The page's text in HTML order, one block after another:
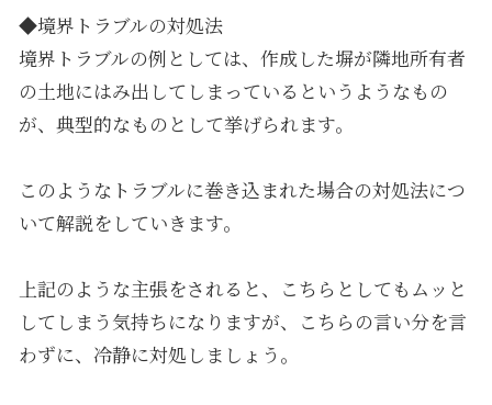
◆境界トラブルの対処法
境界トラブルの例としては、作成した塀が隣地所有者
の土地にはみ出してしまっているというようなもの
が、典型的なものとして挙げられます。
このようなトラブルに巻き込まれた場合の対処法につ
いて解説をしていきます。
上記のような主張をされると、こちらとしてもムッと
してしまう気持ちになりますが、こちらの言い分を言
わずに、冷静に対処しましょう。